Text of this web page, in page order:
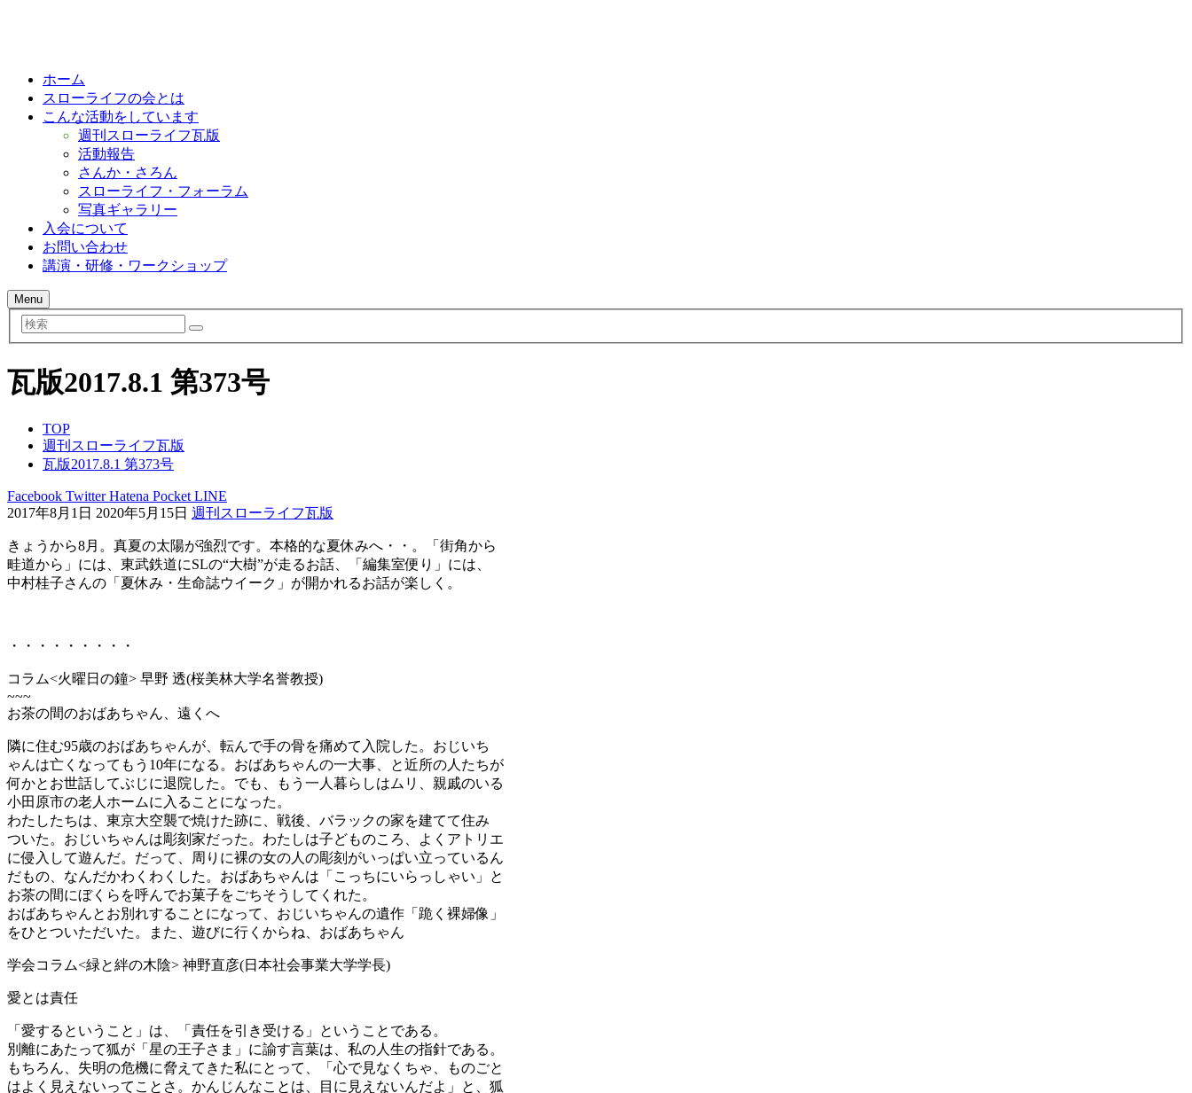
ホーム
スローライフの会とは
こんな活動をしています
週刊スローライフ瓦版
活動報告
さんか・さろん
スローライフ・フォーラム
写真ギャラリー
入会について
お問い合わせ
講演・研修・ワークショップ
Menu
検
索
瓦版2017.8.1 第373号
TOP
週刊スローライフ瓦版
瓦版2017.8.1 第373号
Facebook TwitterHatena Pocket LINE
2017年8月1日 2020年5月15日 週刊スローライフ瓦版
きょうから8月。真夏の太陽が強烈です。本格的な夏休みへ・・。「街角から
畦道から」には、東武鉄道にSLの“大樹”が走るお話、「編集室便り」には、
中村桂子さんの「夏休み・生命誌ウイーク」が開かれるお話が楽しく。
・・・・・・・・・
コラム<火曜日の鐘> 早野 透(桜美林大学名誉教授)
~~~
お茶の間のおばあちゃん、遠くへ
隣に住む95歳のおばあちゃんが、転んで手の骨を痛めて入院した。おじいち
ゃんは亡くなってもう10年になる。おばあちゃんの一大事、と近所の人たちが
何かとお世話してぶじに退院した。でも、もう一人暮らしはムリ、親戚のいる
小田原市の老人ホームに入ることになった。
わたしたちは、東京大空襲で焼けた跡に、戦後、バラックの家を建てて住み
ついた。おじいちゃんは彫刻家だった。わたしは子どものころ、よくアトリエ
に侵入して遊んだ。だって、周りに裸の女の人の彫刻がいっぱい立っているん
だもの、なんだかわくわくした。おばあちゃんは「こっちにいらっしゃい」と
お茶の間にぼくらを呼んでお菓子をごちそうしてくれた。
おばあちゃんとお別れすることになって、おじいちゃんの遺作「跪く裸婦像」
をひとついただいた。また、遊びに行くからね、おばあちゃん
学会コラム<緑と絆の木陰> 神野直彦(日本社会事業大学学長)
愛とは責任
「愛するということ」は、「責任を引き受ける」ということである。
別離にあたって狐が「星の王子さま」に諭す言葉は、私の人生の指針である。
もちろん、失明の危機に脅えてきた私にとって、「心で見なくちゃ、ものごと
はよく見えないってことさ。かんじんなことは、目に見えないんだよ」と、狐